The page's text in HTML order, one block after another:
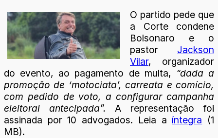
O partido pede que
a Corte condene
Bolsonaro e o
pastor Jackson
Vilar, organizador
do evento, ao pagamento de multa, “dada a
promoção de ‘motociata’, carreata e comício,
com pedido de voto, a configurar campanha
eleitoral antecipada”. A representação foi
assinada por 10 advogados. Leia a íntegra (1
MB).